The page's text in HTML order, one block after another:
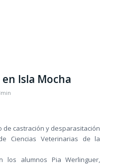
Isla Mocha
de castración y desparasitación
Ciencias Veterinarias de la
los alumnos Pia Werlinguer,